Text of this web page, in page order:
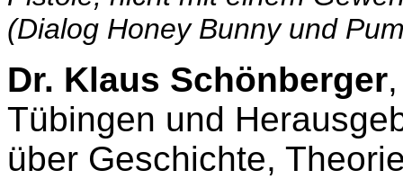
(Dialog Honey Bunny und
Dr. Klaus Schönberger
Tübingen und
über Geschichte,